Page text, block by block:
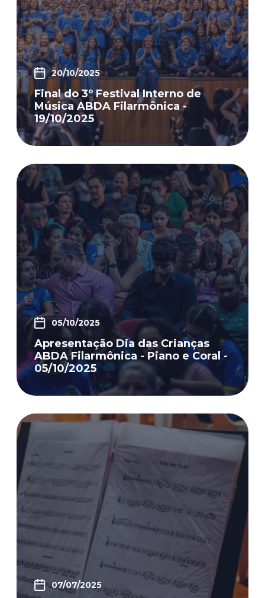
20/10/2025
Final do 3º Festival Interno de
Música ABDA Filarmônica -
19/10/2025
05/10/2025
Apresentação Dia das Crianças
ABDA Filarmônica - Piano e Coral -
05/10/2025
07/07/2025